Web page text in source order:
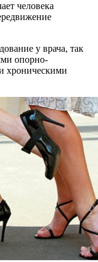
человека
у врача, так
опорно-
хроническими